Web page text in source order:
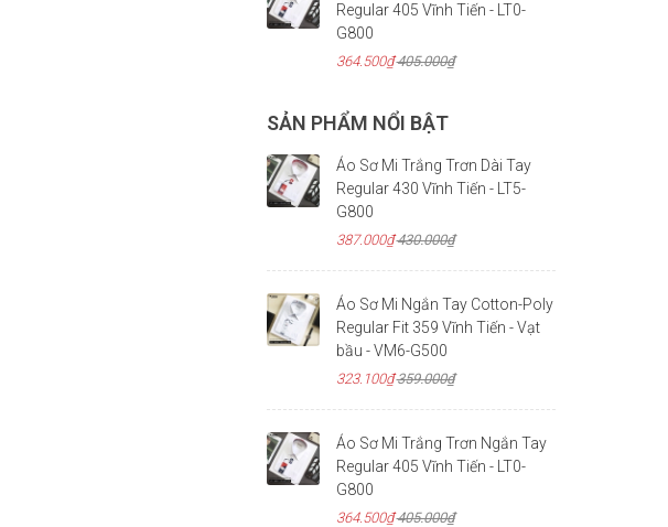
Regular 405 Vĩnh Tiến - LT0-
G800
364.500₫405.000₫
SẢN PHẨM NỔI BẬT
Áo Sơ Mi Trắng Trơn Dài Tay
Regular 430 Vĩnh Tiến - LT5-
G800
387.000₫430.000₫
Áo Sơ Mi Ngắn Tay Cotton-Poly
Regular Fit 359 Vĩnh Tiến - Vạt
bầu - VM6-G500
323.100₫359.000₫
Áo Sơ Mi Trắng Trơn Ngắn Tay
Regular 405 Vĩnh Tiến - LT0-
G800
364.500₫405.000₫